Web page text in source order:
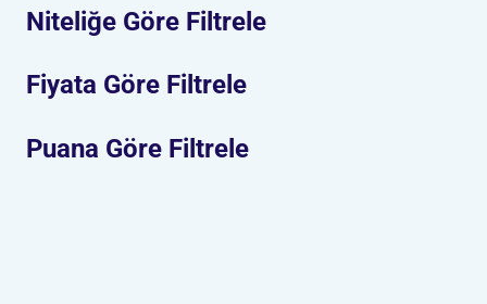
Niteliğe Göre Filtrele
Fiyata Göre Filtrele
Puana Göre Filtrele